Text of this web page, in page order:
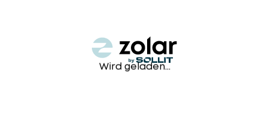
Wird geladen...